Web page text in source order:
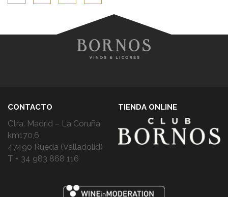
CONTACTO
Ctra. Madrid – La Coruña
km170,6
47490 Rueda (Valladolid)
T + 34 983 868 116
TIENDA ONLINE